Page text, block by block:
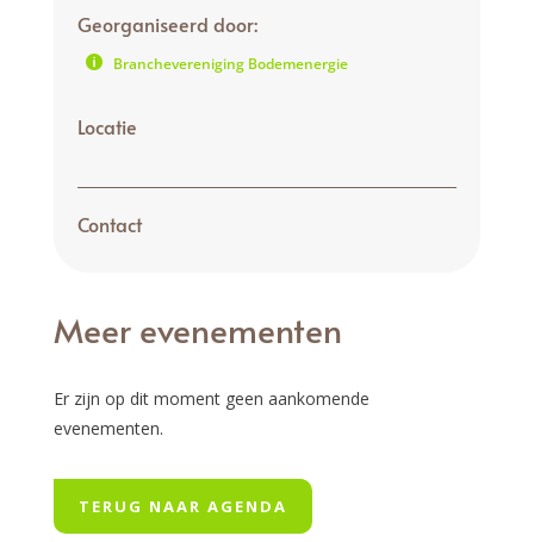
Georganiseerd door:
Branchevereniging Bodemenergie
Locatie
Contact
Meer evenementen
Er zijn op dit moment geen aankomende
evenementen.
TERUG NAAR AGENDA